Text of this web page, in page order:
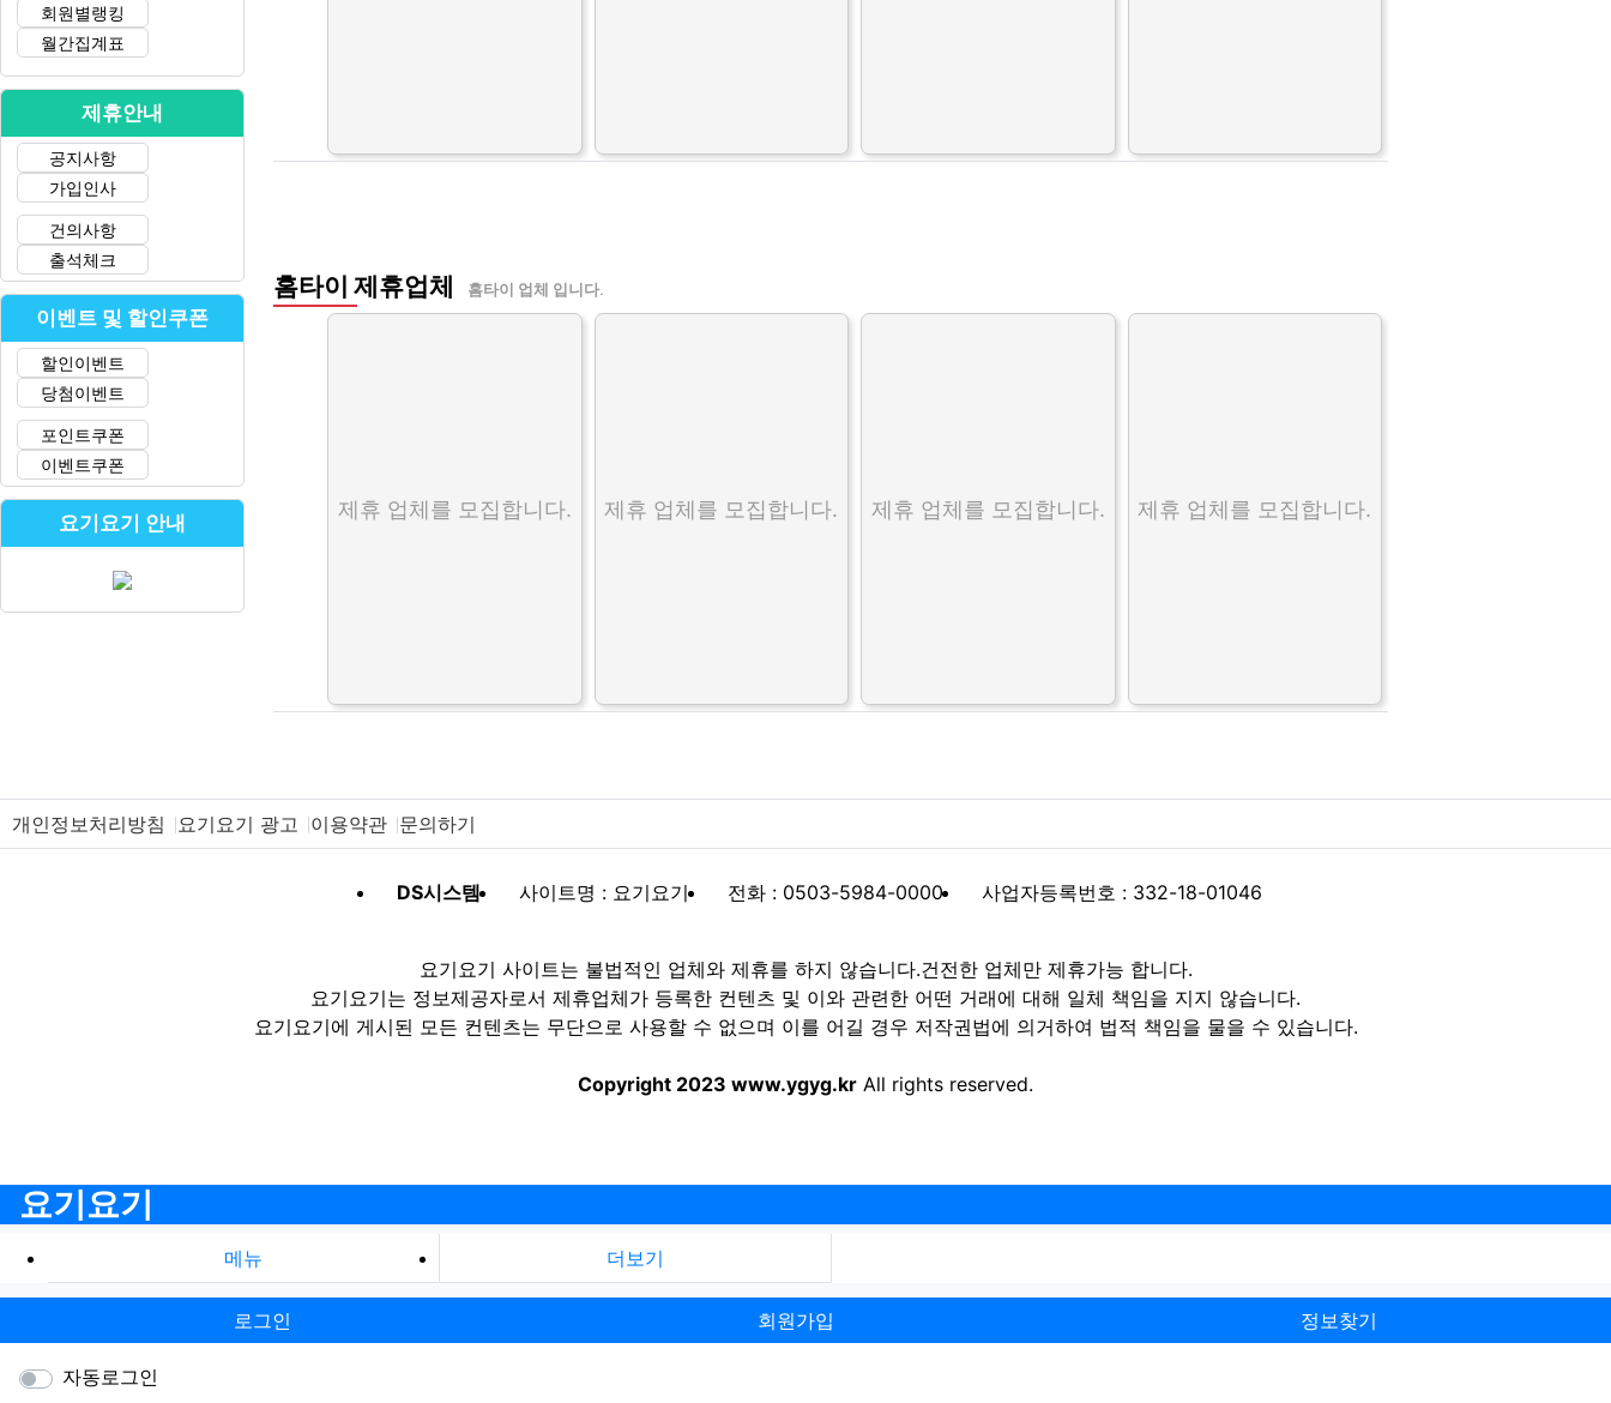
홈타이 제휴업체 홈타이 업체 입니다.
제휴 업체를 모집합니다. 제휴 업체를 모집합니다. 제휴 업체를 모집합니다. 제휴 업체를 모집합니다.
회원별랭킹
월간집계표
제휴안내
공지사항
가입인사
건의사항
출석체크
이벤트 및 할인쿠폰
할인이벤트
당첨이벤트
포인트쿠폰
이벤트쿠폰
요기요기 안내
개인정보처리방침 요기요기 광고 이용약관 문의하기
DS시스템 사이트명 : 요기요기 전화 : 0503-5984-0000 사업자등록번호 : 332-18-01046
요기요기 사이트는 불법적인 업체와 제휴를 하지 않습니다.건전한 업체만 제휴가능 합니다.
요기요기는 정보제공자로서 제휴업체가 등록한 컨텐츠 및 이와 관련한 어떤 거래에 대해 일체 책임을 지지 않습니다.
요기요기에 게시된 모든 컨텐츠는 무단으로 사용할 수 없으며 이를 어길 경우 저작권법에 의거하여 법적 책임을 물을 수 있습니다.
Copyright 2023 www.ygyg.kr All rights reserved.
요기요기
메뉴 더보기
로그인 회원가입 정보찾기
자동로그인